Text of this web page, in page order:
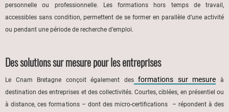
personnelle ou professionnelle. Les formations hors temps de travail,
accessibles sans condition, permettent de se former en parallèle d’une activité
ou pendant une période de recherche d’emploi.
Des solutions sur mesure pour les entreprises
Le Cnam Bretagne conçoit également desformations sur mesure à
destination des entreprises et des collectivités. Courtes, ciblées, en présentiel ou
à distance, ces formations – dont des micro-certifications – répondent à des